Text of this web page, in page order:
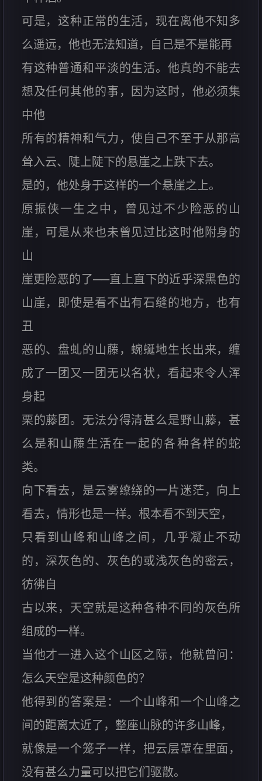
可是，这种正常的生活，现在离他不知多
么遥远，他也无法知道，自己是不是能再
有这种普通和平淡的生活。他真的不能去
想及任何其他的事，因为这时，他必须集
中他
所有的精神和气力，使自己不至于从那高
耸入云、陡上陡下的悬崖之上跌下去。
是的，他处身于这样的一个悬崖之上。
原振侠一生之中，曾见过不少险恶的山
崖，可是从来也未曾见过比这时他附身的
山
崖更险恶的了──直上直下的近乎深黑色的
山崖，即使是看不出有石缝的地方，也有
丑
恶的、盘虬的山藤，蜿蜒地生长出来，缠
成了一团又一团无以名状，看起来令人浑
身起
栗的藤团。无法分得清甚么是野山藤，甚
么是和山藤生活在一起的各种各样的蛇
类。
向下看去，是云雾缭绕的一片迷茫，向上
看去，情形也是一样。根本看不到天空，
只看到山峰和山峰之间，几乎凝止不动
的，深灰色的、灰色的或浅灰色的密云，
彷彿自
古以来，天空就是这种各种不同的灰色所
组成的一样。
当他才一进入这个山区之际，他就曾问：
怎么天空是这种颜色的？
他得到的答案是：一个山峰和一个山峰之
间的距离太近了，整座山脉的许多山峰，
就像是一个笼子一样，把云层罩在里面，
没有甚么力量可以把它们驱散。